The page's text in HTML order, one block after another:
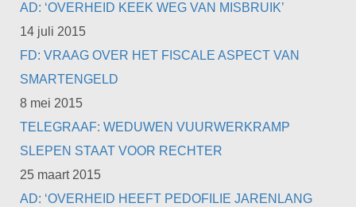
AD: ‘OVERHEID KEEK WEG VAN MISBRUIK’
14 juli 2015
FD: VRAAG OVER HET FISCALE ASPECT VAN
SMARTENGELD
8 mei 2015
TELEGRAAF: WEDUWEN VUURWERKRAMP
SLEPEN STAAT VOOR RECHTER
25 maart 2015
AD: ‘OVERHEID HEEFT PEDOFILIE JARENLANG